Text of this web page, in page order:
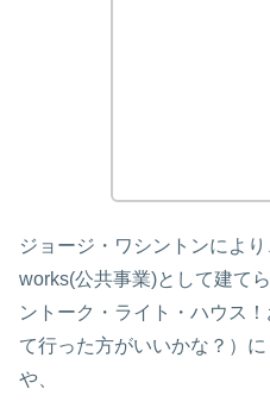
ジョージ・ワシントンによ
works(公共事業)として建て
ントーク・ライト・ハウス
て行った方がいいかな？）
や、